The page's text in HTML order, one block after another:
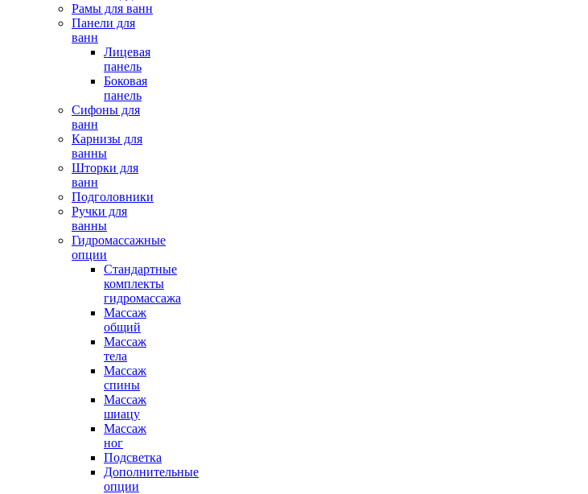
Рамы для ванн
Панели для
ванн
Лицевая
панель
Боковая
панель
Сифоны для
ванн
Карнизы для
ванны
Шторки для
ванн
Подголовники
Ручки для
ванны
Гидромассажные
опции
Стандартные
комплекты
гидромассажа
Массаж
общий
Массаж
тела
Массаж
спины
Массаж
шиацу
Массаж
ног
Подсветка
Дополнительные
опции